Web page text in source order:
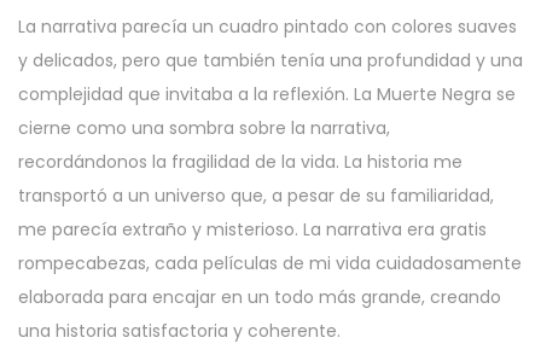
La narrativa parecía un cuadro pintado con colores suaves
y delicados, pero que también tenía una profundidad y una
complejidad que invitaba a la reflexión. La Muerte Negra se
cierne como una sombra sobre la narrativa,
recordándonos la fragilidad de la vida. La historia me
transportó a un universo que, a pesar de su familiaridad,
me parecía extraño y misterioso. La narrativa era gratis
rompecabezas, cada películas de mi vida cuidadosamente
elaborada para encajar en un todo más grande, creando
una historia satisfactoria y coherente.